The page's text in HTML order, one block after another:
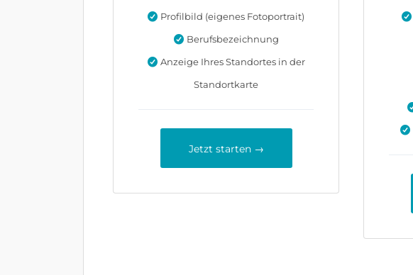
Profilbild (eigenes Fotoportrait)
Berufsbezeichnung
Anzeige Ihres Standortes in der
Standortkarte
Jetzt starten →